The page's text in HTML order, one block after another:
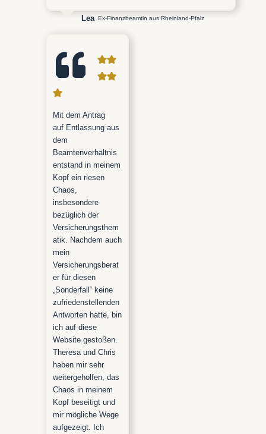
Lea Ex-Finanzbeamtin aus Rheinland-Pfalz
Mit dem Antrag
auf Entlassung aus
dem
Beamtenverhältnis
entstand in meinem
Kopf ein riesen
Chaos,
insbesondere
bezüglich der
Versicherungsthem
atik. Nachdem auch
mein
Versicherungsberat
er für diesen
„Sonderfall“ keine
zufriedenstellenden
Antworten hatte, bin
ich auf diese
Website gestoßen.
Theresa und Chris
haben mir sehr
weitergeholfen, das
Chaos in meinem
Kopf beseitigt und
mir mögliche Wege
aufgezeigt. Ich